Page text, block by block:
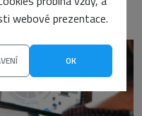
webové prezentace.
OK